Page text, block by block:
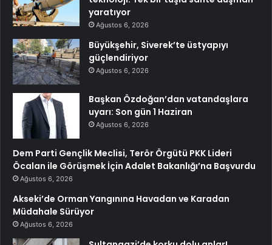
yaratıyor
Ağustos 6, 2026
Büyükşehir, Siverek’te üstyapıyı
güçlendiriyor
Ağustos 6, 2026
Başkan Özdoğan’dan vatandaşlara
uyarı: Son gün 1 Haziran
Ağustos 6, 2026
Dem Parti Gençlik Meclisi, Terör Örgütü PKK Lideri
Öcalan ile Görüşmek İçin Adalet Bakanlığı’na Başvurdu
Ağustos 6, 2026
Akseki’de Orman Yangınına Havadan ve Karadan
Müdahale Sürüyor
Ağustos 6, 2026